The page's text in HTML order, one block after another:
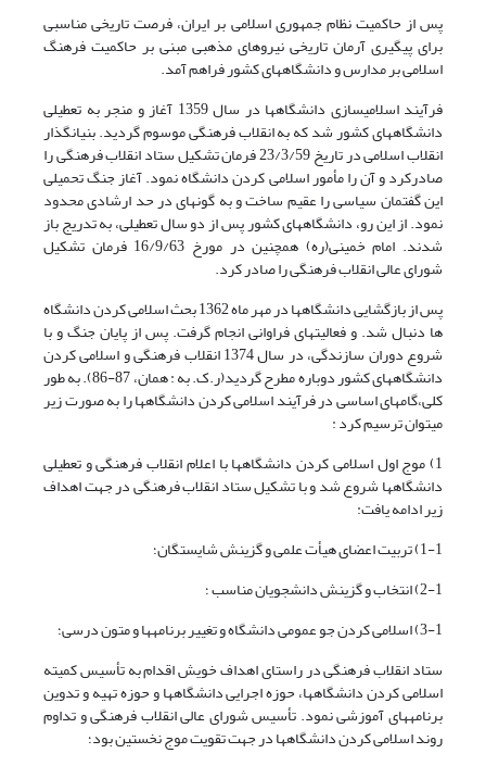
پس از حاکمیت نظام جمهوری اسلامی بر ایران، فرصت تاریخی مناسبی
برای پیگیری آرمان تاریخی نیروهای مذهبی مبنی بر حاکمیت فرهنگ
اسلامی بر مدارس و دانشگاه­های کشور فراهم آمد.
فرآیند اسلامی­سازی دانشگاه­ها در سال 1359 آغاز و منجر به تعطیلی
دانشگاه­های کشور شد که به انقلاب فرهنگی موسوم گردید. بنیانگذار
انقلاب اسلامی در تاریخ 23/3/59 فرمان تشکیل ستاد انقلاب فرهنگی را
صادرکرد و آن را مأمور اسلامی کردن دانشگاه نمود. آغاز جنگ تحمیلی
این گفتمان سیاسی را عقیم ساخت و به گونه­ای در حد ارشادی محدود
نمود. از این رو، دانشگاه­های کشور پس از دو سال تعطیلی، به تدریج باز
شدند. امام خمینی(ره) همچنین در مورخ 16/9/63 فرمان تشکیل
شورای عالی انقلاب فرهنگی را صادر کرد.
پس از بازگشایی دانشگاه­ها در مهر ماه 1362 بحث اسلامی کردن دانشگاه
ها دنبال شد. و فعالیتهای فراوانی انجام گرفت. پس از پایان جنگ و با
شروع دوران سازندگی، در سال 1374 انقلاب فرهنگی و اسلامی کردن
دانشگاه­های کشور دوباره مطرح گردید(ر.ک. به : همان، 87-86). به طور
کلی،گام­های اساسی در فرآیند اسلامی کردن دانشگاه­ها را به صورت زیر
می­توان ترسیم کرد :
1) موج اول اسلامی کردن دانشگاه­ها با اعلام انقلاب فرهنگی و تعطیلی
دانشگاه­ها شروع شد و با تشکیل ستاد انقلاب فرهنگی در جهت اهداف
زیر ادامه یافت:
1-1) تربیت اعضای هیأت علمی و گزینش شایستگان؛
2-1) انتخاب و گزینش دانشجویان مناسب ؛
3-1) اسلامی کردن جو عمومی دانشگاه و تغییر برنامه­ها و متون درسی؛
ستاد انقلاب فرهنگی در راستای اهداف خویش اقدام به تأسیس کمیته
اسلامی کردن دانشگاه­ها، حوزه اجرایی دانشگاه­ها و حوزه تهیه و تدوین
برنامه­های آموزشی نمود. تأسیس شورای عالی انقلاب فرهنگی و تداوم
روند اسلامی کردن دانشگاه­ها در جهت تقویت موج نخستین بود؛